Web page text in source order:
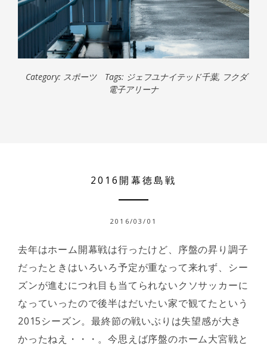
Category: スポーツ Tags: ジェフユナイテッド千葉, フクダ
電子アリーナ
2016開幕徳島戦
2016/03/01
去年はホーム開幕戦は行ったけど、序盤の昇り調子
だったときはいろいろ予定が重なって来れず、シー
ズンが進むにつれ目も当てられないクソサッカーに
なっていったので後半はだいたい家で観てたという
2015シーズン。最終節の戦いぶりは失望感が大き
かったねえ・・・。今思えば序盤のホーム大宮戦と